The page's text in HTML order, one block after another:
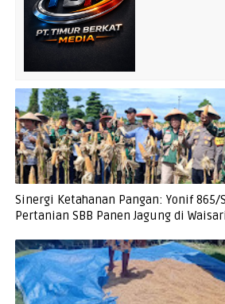
Sinergi Ketahanan Pangan: Yonif 865/
Pertanian SBB Panen Jagung di